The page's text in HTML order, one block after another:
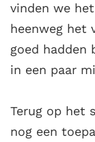
vinden we
heenweg het
goed hadden
in een paar
Terug op het
nog een